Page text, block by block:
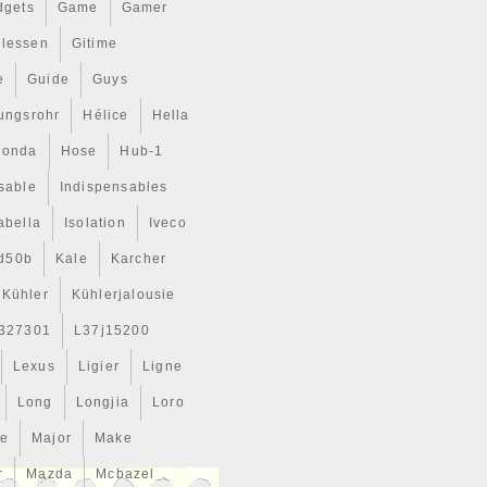
Game Gamer
Gitime
Guide Guys
Hélice Hella
Hose Hub-1
Indispensables
Isolation Iveco
Kale Karcher
Kühler Kühlerjalousie
L37j15200
Lexus Ligier Ligne
Long Longjia Loro
Major Make
Mazda Mcbazel